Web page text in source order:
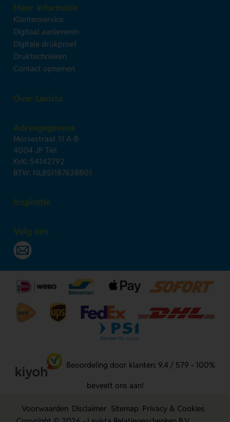
Meer informatie
Klantenservice
Digitaal aanleveren
Digitale drukproef
Druktechnieken
Contact opnemen
Over Lavista
Adresgegevens
Morsestraat 11 A-B
4004 JP Tiel
KvK: 54142792
BTW: NL851187638B01
Inspiratie
Volg ons
Beoordeling door klanten: 9.4 / 579 - 100%
beveelt ons aan!
Voorwaarden Disclaimer Sitemap Privacy & Cookies